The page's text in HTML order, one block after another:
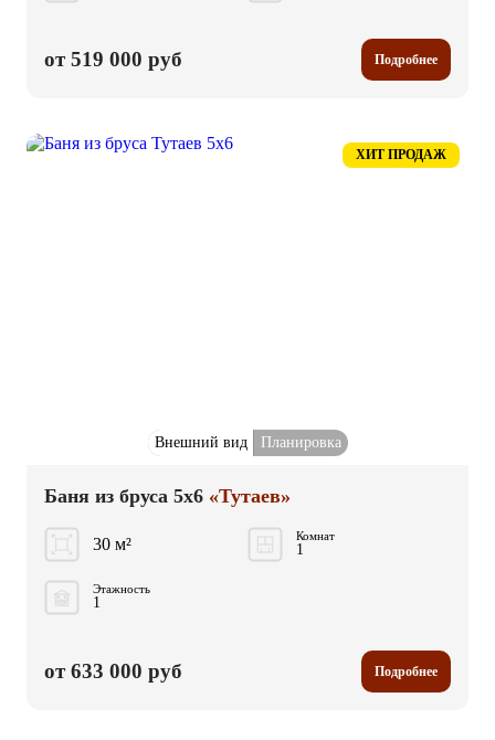
от 519 000 руб Подробнее
ХИТ ПРОДАЖ
Внешний вид Планировка
Баня из бруса 5x6 «Тутаев»
30 м² Комнат
1
Этажность
1
от 633 000 руб Подробнее